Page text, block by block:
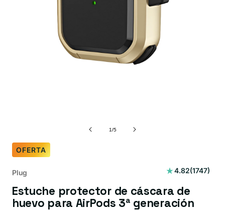
1/de
5
OFERTA
Plug 4.82(1747)
1747
totales
Estuche protector de cáscara de
huevo para AirPods 3ª generación